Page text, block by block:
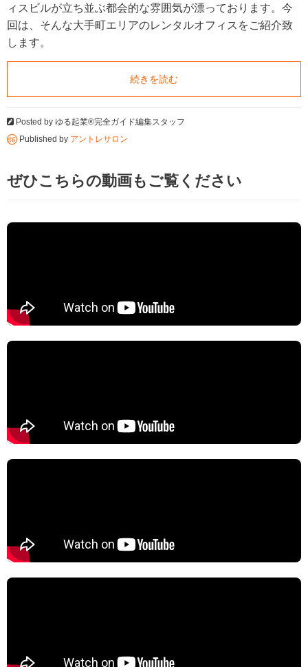
ィスビルが立ち並ぶ都会的な雰囲気が漂っております。今
回は、そんな大手町エリアのレンタルオフィスをご紹介致
します。
続きを読む
Posted by ゆる起業®完全ガイド編集スタッフ
Published by アントレサロン
ぜひこちらの動画もご覧ください